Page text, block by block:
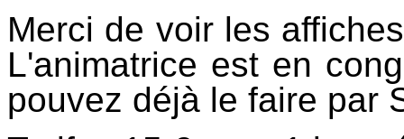
Merci de voir les
L'animatrice est en
pouvez déjà le faire par